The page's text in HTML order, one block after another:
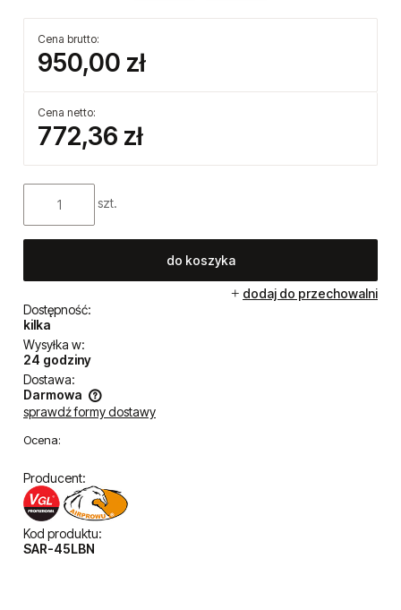
Cena brutto:
950,00 zł
Cena netto:
772,36 zł
szt.
do koszyka
dodaj do przechowalni
Dostępność:
kilka
Wysyłka w:
24 godziny
Dostawa:
Darmowa
Cena nie zawiera ewentualnych kosztów płatności
sprawdź formy dostawy
Ocena:
Producent:
Kod produktu:
SAR-45LBN